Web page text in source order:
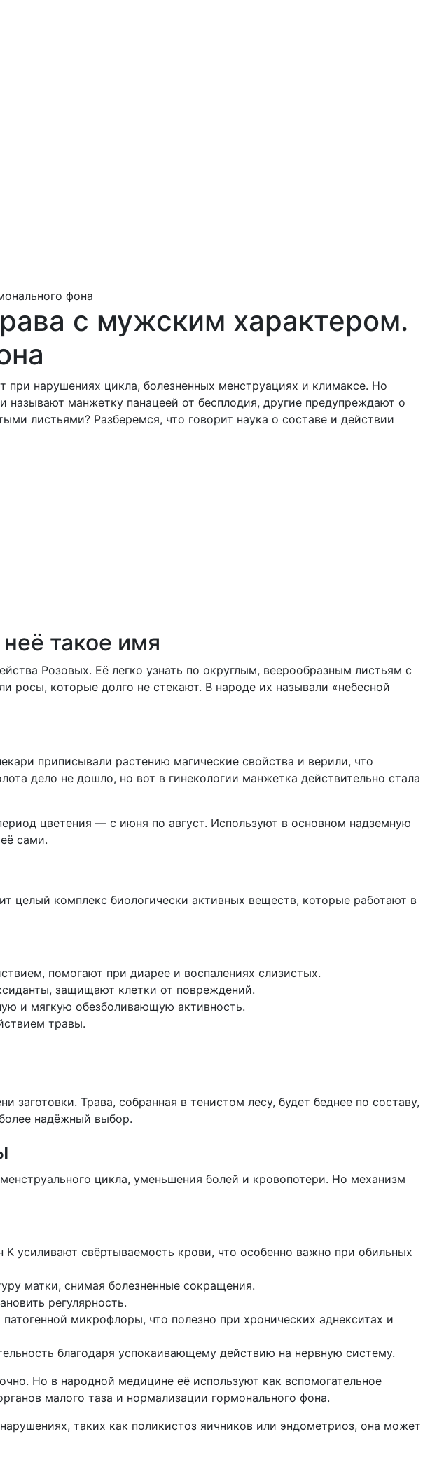
с мужским характером.
нарушениях цикла, болезненных менструациях и климаксе. Но
манжетку панацеей от бесплодия, другие предупреждают о
листьями? Разберемся, что говорит наука о составе и действии
такое имя
Розовых. Её легко узнать по округлым, веерообразным листьям с
росы, которые долго не стекают. В народе их называли «небесной
приписывали растению магические свойства и верили, что
дело не дошло, но вот в гинекологии манжетка действительно стала
цветения — с июня по август. Используют в основном надземную
сами.
целый комплекс биологически активных веществ, которые работают в
помогают при диарее и воспалениях слизистых.
защищают клетки от повреждений.
и мягкую обезболивающую активность.
травы.
Трава, собранная в тенистом лесу, будет беднее по составу,
надёжный выбор.
цикла, уменьшения болей и кровопотери. Но механизм
усиливают свёртываемость крови, что особенно важно при обильных
матки, снимая болезненные сокращения.
регулярность.
микрофлоры, что полезно при хронических аднекситах и
благодаря успокаивающему действию на нервную систему.
Но в народной медицине её используют как вспомогательное
малого таза и нормализации гормонального фона.
таких как поликистоз яичников или эндометриоз, она может